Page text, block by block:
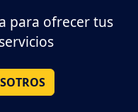
para ofrecer tus